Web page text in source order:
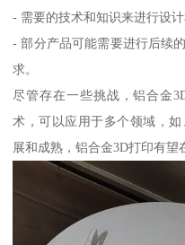
- 需要的技术和知识来进行设计
- 部分产品可能需要进行后续
求。
尽管存在一些挑战，铝合金
术，可以应用于多个领域，
展和成熟，铝合金3D打印有望